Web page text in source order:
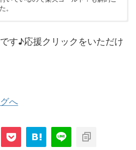
。
。 本クレジットカードを作る最大の目
カードでのプライオリティパスのステ
利用回数が無制限です。 つまり２２０
リティパス使い放題ということになり
す♪応援クリックをいただけ
へ